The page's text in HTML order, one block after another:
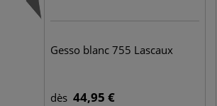
Gesso blanc 755 Lascaux
dès 44,95 €